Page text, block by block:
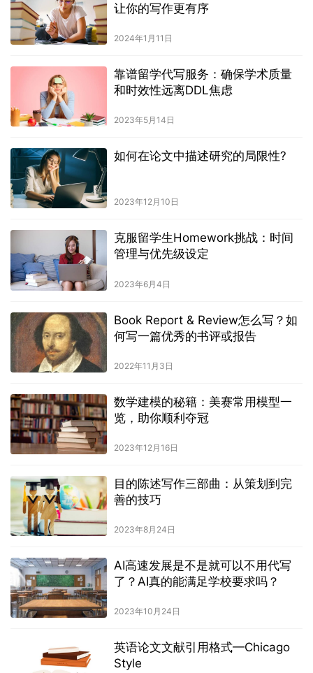
让你的写作更有序
2024年1月11日
靠谱留学代写服务：确保学术质量
和时效性远离DDL焦虑
2023年5月14日
如何在论文中描述研究的局限性?
2023年12月10日
克服留学生Homework挑战：时间
管理与优先级设定
2023年6月4日
Book Report & Review怎么写？如
何写一篇优秀的书评或报告
2022年11月3日
数学建模的秘籍：美赛常用模型一
览，助你顺利夺冠
2023年12月16日
目的陈述写作三部曲：从策划到完
善的技巧
2023年8月24日
AI高速发展是不是就可以不用代写
了？AI真的能满足学校要求吗？
2023年10月24日
英语论文文献引用格式—Chicago
Style